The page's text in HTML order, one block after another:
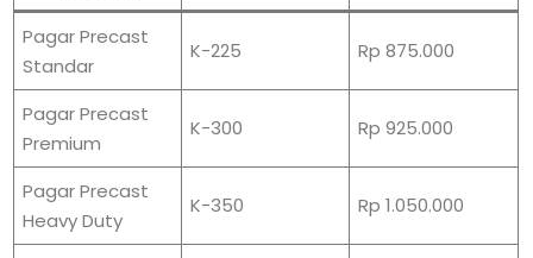
Pagar Precast
Standar
K-225 Rp 875.000
Pagar Precast
Premium
K-300 Rp 925.000
Pagar Precast
Heavy Duty
K-350 Rp 1.050.000